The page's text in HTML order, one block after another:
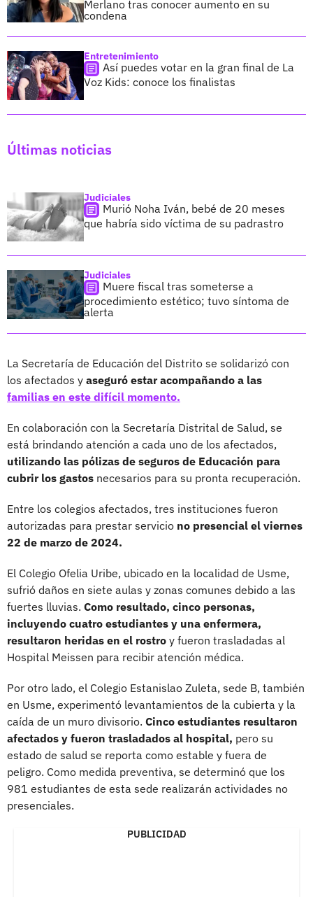
Merlano tras conocer aumento en su
condena
Entretenimiento
Así puedes votar en la gran final de La
Voz Kids: conoce los finalistas
Últimas noticias
Judiciales
Murió Noha Iván, bebé de 20 meses
que habría sido víctima de su padrastro
Judiciales
Muere fiscal tras someterse a
procedimiento estético; tuvo síntoma de
alerta
La Secretaría de Educación del Distrito se solidarizó con
los afectados y aseguró estar acompañando a las
familias en este difícil momento.
En colaboración con la Secretaría Distrital de Salud, se
está brindando atención a cada uno de los afectados,
utilizando las pólizas de seguros de Educación para
cubrir los gastos necesarios para su pronta recuperación.
Entre los colegios afectados, tres instituciones fueron
autorizadas para prestar servicio no presencial el viernes
22 de marzo de 2024.
El Colegio Ofelia Uribe, ubicado en la localidad de Usme,
sufrió daños en siete aulas y zonas comunes debido a las
fuertes lluvias. Como resultado, cinco personas,
incluyendo cuatro estudiantes y una enfermera,
resultaron heridas en el rostro y fueron trasladadas al
Hospital Meissen para recibir atención médica.
Por otro lado, el Colegio Estanislao Zuleta, sede B, también
en Usme, experimentó levantamientos de la cubierta y la
caída de un muro divisorio. Cinco estudiantes resultaron
afectados y fueron trasladados al hospital, pero su
estado de salud se reporta como estable y fuera de
peligro. Como medida preventiva, se determinó que los
981 estudiantes de esta sede realizarán actividades no
presenciales.
PUBLICIDAD